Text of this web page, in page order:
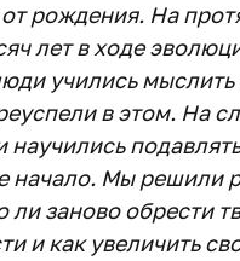
от рождения. На
лет в ходе
учились мыслить
в этом. На
научились
начало. Мы решили
ли заново обрести
и как увеличить